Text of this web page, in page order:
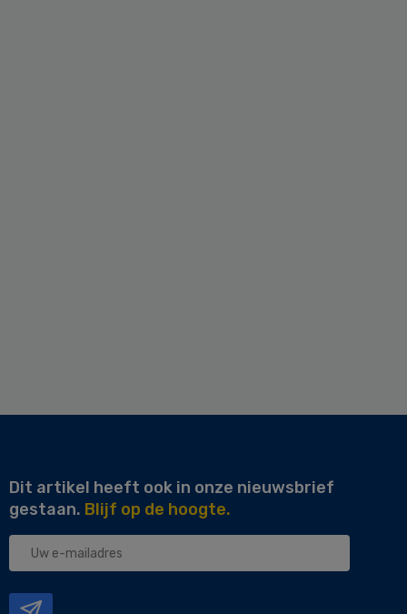
Dit artikel heeft ook in onze nieuwsbrief
gestaan. Blijf op de hoogte.
Uw